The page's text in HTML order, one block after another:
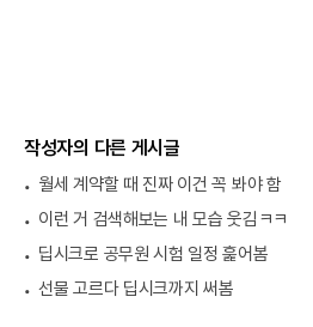
작성자의 다른 게시글
월세 계약할 때 진짜 이건 꼭 봐야 함
이런 거 검색해보는 내 모습 웃김ㅋㅋ
딥시크로 공무원 시험 일정 훑어봄
선물 고르다 딥시크까지 써봄